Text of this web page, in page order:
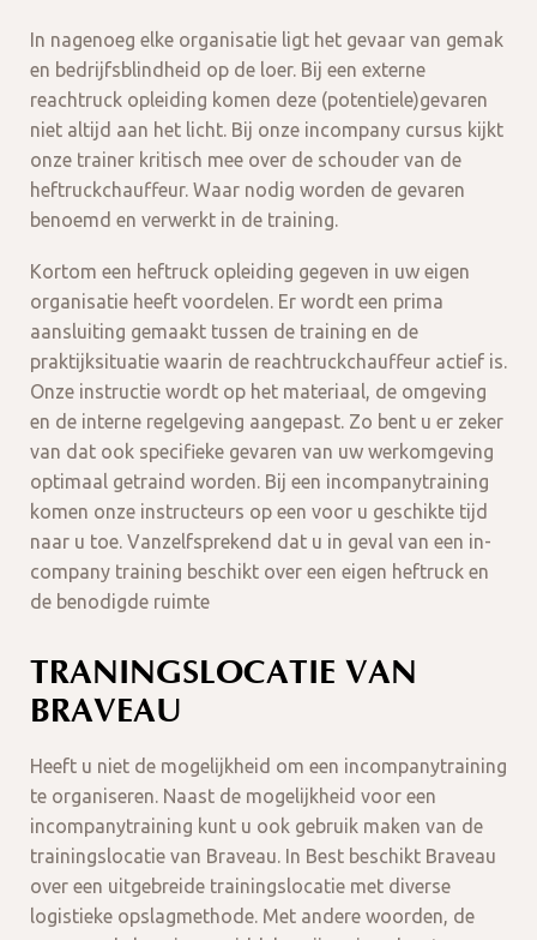
In nagenoeg elke organisatie ligt het gevaar van gemak
en bedrijfsblindheid op de loer. Bij een externe
reachtruck opleiding komen deze (potentiele)gevaren
niet altijd aan het licht. Bij onze incompany cursus kijkt
onze trainer kritisch mee over de schouder van de
heftruckchauffeur. Waar nodig worden de gevaren
benoemd en verwerkt in de training.
Kortom een heftruck opleiding gegeven in uw eigen
organisatie heeft voordelen. Er wordt een prima
aansluiting gemaakt tussen de training en de
praktijksituatie waarin de reachtruckchauffeur actief is.
Onze instructie wordt op het materiaal, de omgeving
en de interne regelgeving aangepast. Zo bent u er zeker
van dat ook specifieke gevaren van uw werkomgeving
optimaal getraind worden. Bij een incompanytraining
komen onze instructeurs op een voor u geschikte tijd
naar u toe. Vanzelfsprekend dat u in geval van een in-
company training beschikt over een eigen heftruck en
de benodigde ruimte
TRANINGSLOCATIE VAN
BRAVEAU
Heeft u niet de mogelijkheid om een incompanytraining
te organiseren. Naast de mogelijkheid voor een
incompanytraining kunt u ook gebruik maken van de
trainingslocatie van Braveau. In Best beschikt Braveau
over een uitgebreide trainingslocatie met diverse
logistieke opslagmethode. Met andere woorden, de